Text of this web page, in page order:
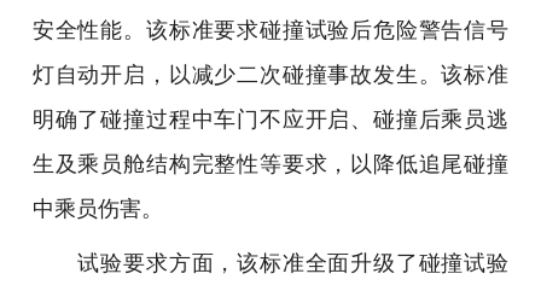
安全性能。该标准要求碰撞试验后危险警告信号
灯自动开启，以减少二次碰撞事故发生。该标准
明确了碰撞过程中车门不应开启、碰撞后乘员逃
生及乘员舱结构完整性等要求，以降低追尾碰撞
中乘员伤害。
试验要求方面，该标准全面升级了碰撞试验